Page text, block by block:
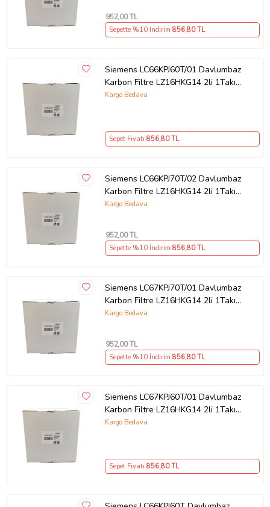
952,00 TL
Sepette %10 İndirim 856,80 TL
Siemens LC66KPJ60T/01 Davlumbaz
Karbon Filtre LZ16HKG14 2li 1Takım
Bacasız Aspiratör Kömür Filtresi
Kargo Bedava
Sepet Fiyatı 856,80 TL
Siemens LC66KPJ70T/02 Davlumbaz
Karbon Filtre LZ16HKG14 2li 1Takım
Bacasız Aspiratör Kömür Filtresi
Kargo Bedava
952,00 TL
Sepette %10 İndirim 856,80 TL
Siemens LC67KPJ70T/01 Davlumbaz
Karbon Filtre LZ16HKG14 2li 1Takım
Bacasız Aspiratör Kömür Filtresi
Kargo Bedava
952,00 TL
Sepette %10 İndirim 856,80 TL
Siemens LC67KPJ60T/01 Davlumbaz
Karbon Filtre LZ16HKG14 2li 1Takım
Bacasız Aspiratör Kömür Filtresi
Kargo Bedava
Sepet Fiyatı 856,80 TL